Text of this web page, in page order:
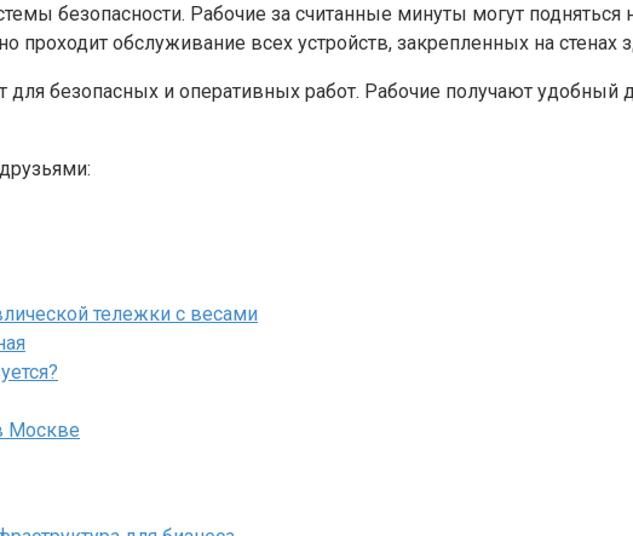
безопасности. Рабочие за считанные минуты могут
проходит обслуживание всех устройств, закрепленных на стенах
безопасных и оперативных работ. Рабочие получают удобный
тележки с весами
Москве